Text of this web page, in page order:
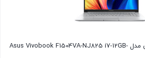
لپ تاپ 15.6 اینچی ایسوس مدل Asus Vivobook F1504VA-NJ825 i7-12GB-